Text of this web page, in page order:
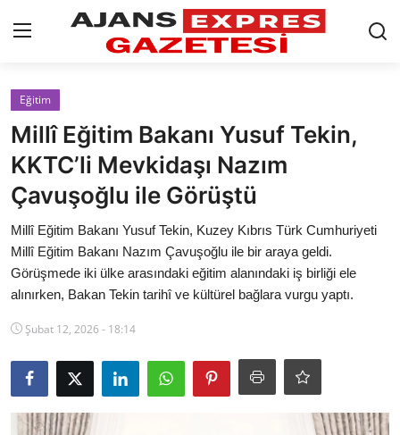
GİRİŞ YAP
Eskişehir Siyaset
Siyaset
Türkiye Gündemi
Eğitim
Ekonomi
Eğitim
Millî Eğitim Bakanı Yusuf Tekin,
KKTC’li Mevkidaşı Nazım
Çavuşoğlu ile Görüştü
Millî Eğitim Bakanı Yusuf Tekin, Kuzey Kıbrıs Türk Cumhuriyeti
Millî Eğitim Bakanı Nazım Çavuşoğlu ile bir araya geldi.
Görüşmede iki ülke arasındaki eğitim alanındaki iş birliği ele
alınırken, Bakan Tekin tarihî ve kültürel bağlara vurgu yaptı.
Şubat 12, 2026 - 18:14